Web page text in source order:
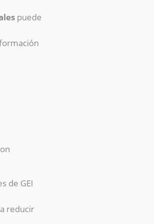
puede
de GEI
reducir